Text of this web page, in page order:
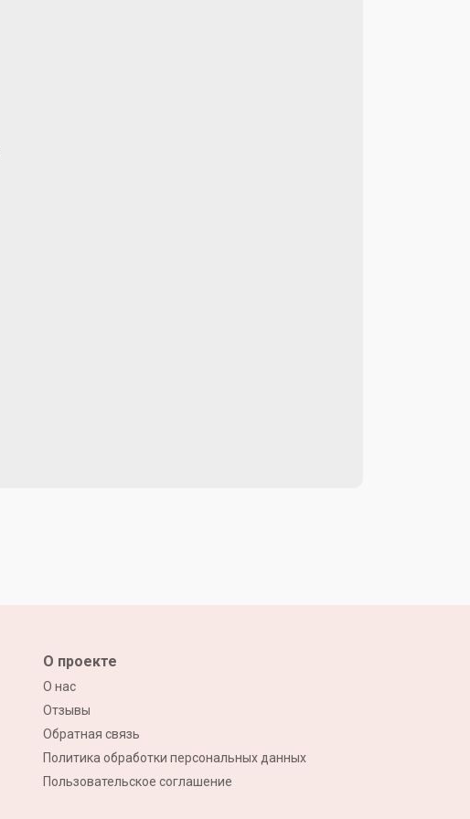
О проекте
О нас
Отзывы
Обратная связь
Политика обработки персональных данных
Пользовательское соглашение